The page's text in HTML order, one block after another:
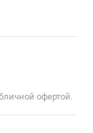
офертой.